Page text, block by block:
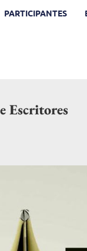
PARTICIPANTES
Escritores